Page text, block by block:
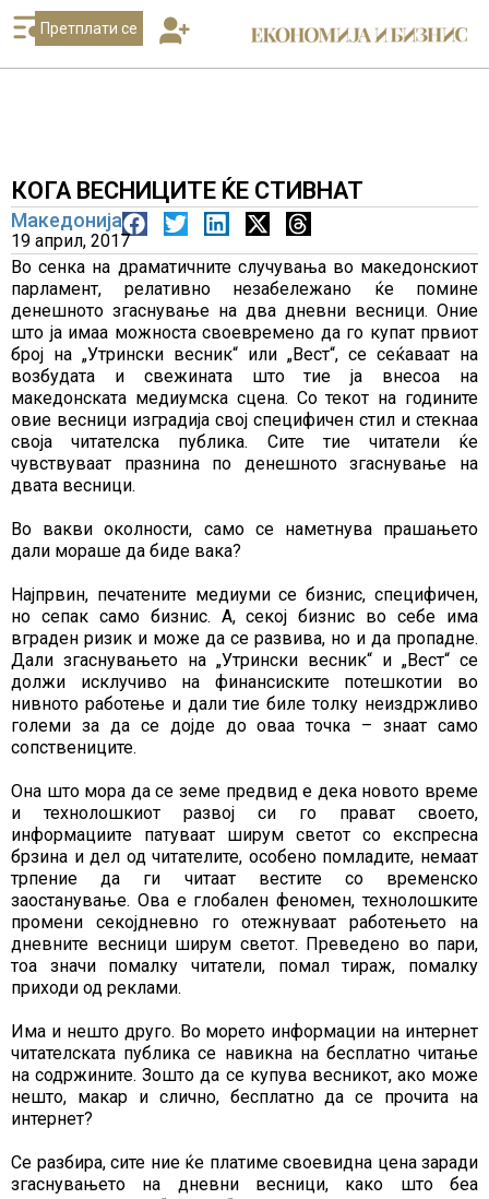
Претплати се
КОГА ВЕСНИЦИТЕ ЌЕ СТИВНАТ
Македонија
19 април, 2017
Во сенка на драматичните случувања во македонскиот
парламент, релативно незабележано ќе помине
денешното згаснување на два дневни весници. Оние
што ја имаа можноста своевремено да го купат првиот
број на „Утрински весник“ или „Вест“, се сеќаваат на
возбудата и свежината што тие ја внесоа на
македонската медиумска сцена. Со текот на годините
овие весници изградија свој специфичен стил и стекнаа
своја читателска публика. Сите тие читатели ќе
чувствуваат празнина по денешното згаснување на
двата весници.
Во вакви околности, само се наметнува прашањето
дали мораше да биде вака?
Најпрвин, печатените медиуми се бизнис, специфичен,
но сепак само бизнис. А, секој бизнис во себе има
вграден ризик и може да се развива, но и да пропадне.
Дали згаснувањето на „Утрински весник“ и „Вест“ се
должи исклучиво на финансиските потешкотии во
нивното работење и дали тие биле толку неиздржливо
големи за да се дојде до оваа точка – знаат само
сопствениците.
Она што мора да се земе предвид е дека новото време
и технолошкиот развој си го прават своето,
информациите патуваат ширум светот со експресна
брзина и дел од читателите, особено помладите, немаат
трпение да ги читаат вестите со временско
заостанување. Ова е глобален феномен, технолошките
промени секојдневно го отежнуваат работењето на
дневните весници ширум светот. Преведено во пари,
тоа значи помалку читатели, помал тираж, помалку
приходи од реклами.
Има и нешто друго. Во морето информации на интернет
читателската публика се навикна на бесплатно читање
на содржините. Зошто да се купува весникот, ако може
нешто, макар и слично, бесплатно да се прочита на
интернет?
Се разбира, сите ние ќе платиме своевидна цена заради
згаснувањето на дневни весници, како што беа